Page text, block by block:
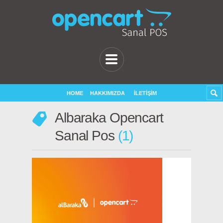
HOME HAKKIMIZDA İLETIŞIM
Albaraka Opencart
Sanal Pos 1